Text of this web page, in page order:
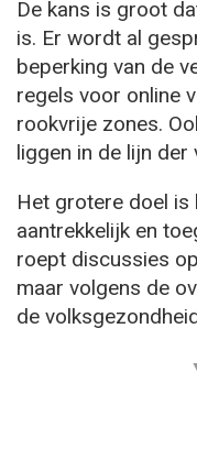
De kans is groot
is. Er wordt al
beperking van de
regels voor online
rookvrije zones.
liggen in de lijn der
Het grotere doel is
aantrekkelijk en
roept discussies
maar volgens de
de